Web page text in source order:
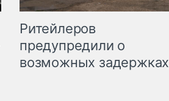
Ритейлеров
предупредили о
возможных задержках